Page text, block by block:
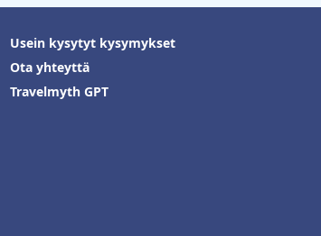
Usein kysytyt kysymykset
Ota yhteyttä
Travelmyth GPT